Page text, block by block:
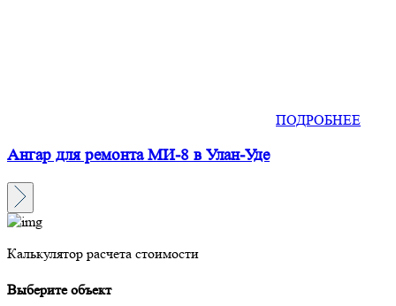
ПОДРОБНЕЕ
Ангар для ремонта МИ-8 в Улан-Уде
Калькулятор расчета стоимости
Выберите объект